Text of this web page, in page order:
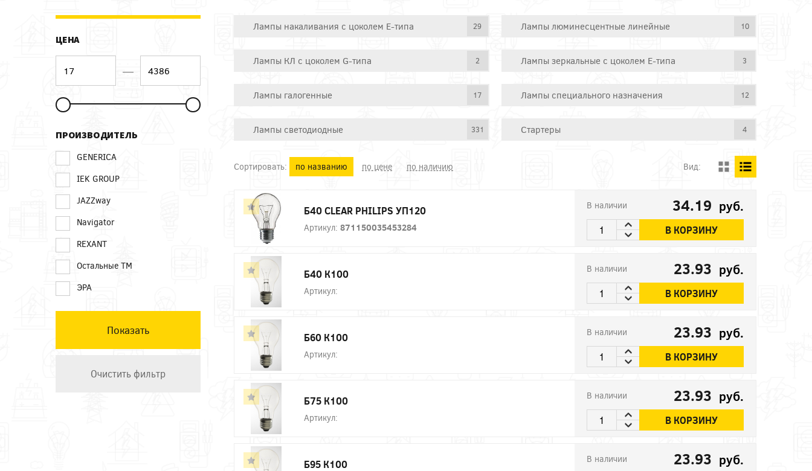
ЦЕНА
—
ПРОИЗВОДИТЕЛЬ
GENERICA
IEK GROUP
JAZZway
Navigator
REXANT
Остальные ТМ
ЭРА
Лампы накаливания с цоколем E-типа 29 Лампы люминесцентные линейные 10
Лампы КЛ с цоколем G-типа 2 Лампы зеркальные с цоколем E-типа 3
Лампы галогенные 17 Лампы специального назначения 12
Лампы светодиодные 331 Стартеры 4
Сортировать: по названию по цене по наличию Вид:
Б40 CLEAR PHILIPS УП120
Артикул: 871150035453284
В наличии 34.19 руб.
В КОРЗИНУ
Б40 К100
Артикул:
В наличии 23.93 руб.
В КОРЗИНУ
Б60 К100
Артикул:
В наличии 23.93 руб.
В КОРЗИНУ
Б75 К100
Артикул:
В наличии 23.93 руб.
В КОРЗИНУ
Б95 К100 В наличии 23.93 руб.